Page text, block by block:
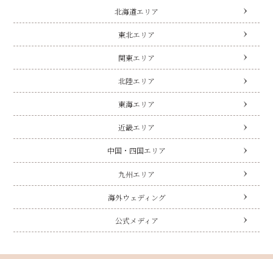
北海道エリア
東北エリア
関東エリア
北陸エリア
東海エリア
近畿エリア
中国・四国エリア
九州エリア
海外ウェディング
公式メディア